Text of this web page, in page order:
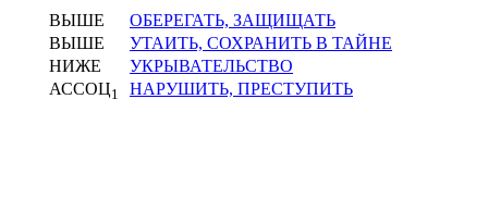
ВЫШЕ
ОБЕРЕГАТЬ, ЗАЩИЩАТЬ
ВЫШЕ
УТАИТЬ, СОХРАНИТЬ В ТАЙНЕ
НИЖЕ
УКРЫВАТЕЛЬСТВО
АССОЦ1 НАРУШИТЬ, ПРЕСТУПИТЬ